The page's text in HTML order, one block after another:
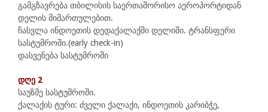
გამგზავრება თბილისის საერთაშორისო აეროპორტიდან
დელის მიმართულებით.
ჩასვლა ინდოეთის დედაქალაქში დელიში. ტრანსფერი
სასტუმროში.(early check-in)
დასვენება სასტუმროში
დღე 2
საუზმე სასტუმროში.
ქალაქის ტური: ძველი ქალაქი, ინდოეთის კარიბჭე,